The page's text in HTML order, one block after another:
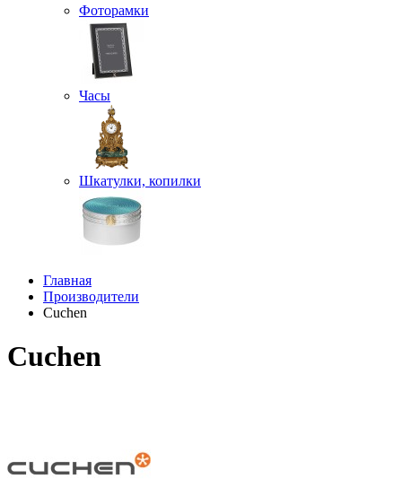
Фоторамки
Часы
Шкатулки, копилки
Главная
Производители
Cuchen
Cuchen